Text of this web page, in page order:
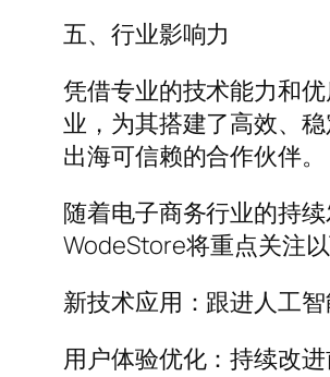
五、行业影响力
凭借专业的技术能力和
业，为其搭建了高效、
出海可信赖的合作伙伴。
随着电子商务行业的持
WodeStore将重点关注
新技术应用：跟进人工
用户体验优化：持续改